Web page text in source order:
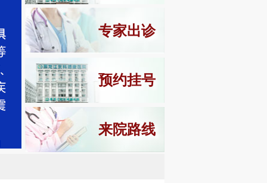
专家出诊
预约挂号
来院路线